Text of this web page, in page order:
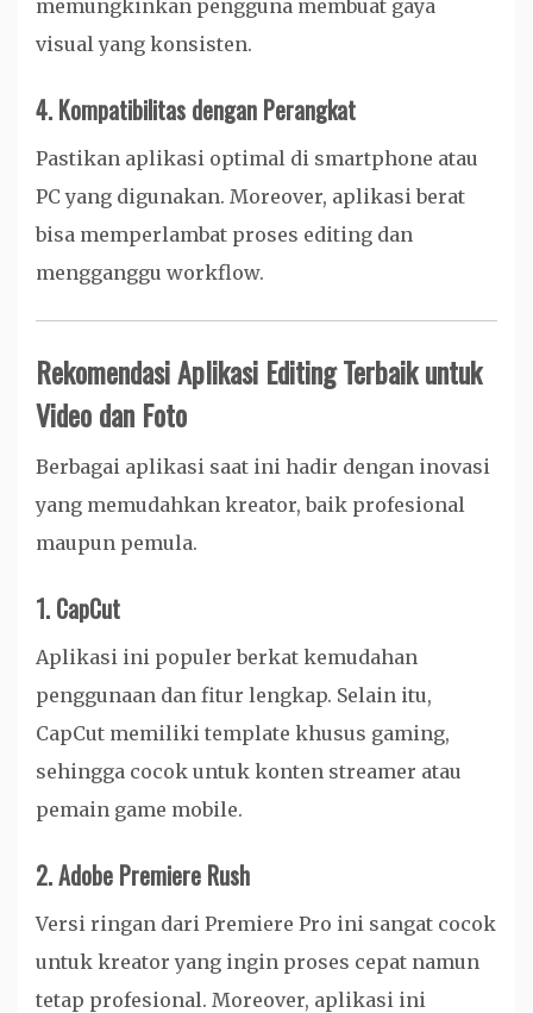
memungkinkan pengguna membuat gaya
visual yang konsisten.
4. Kompatibilitas dengan Perangkat
Pastikan aplikasi optimal di smartphone atau
PC yang digunakan. Moreover, aplikasi berat
bisa memperlambat proses editing dan
mengganggu workflow.
Rekomendasi Aplikasi Editing Terbaik untuk
Video dan Foto
Berbagai aplikasi saat ini hadir dengan inovasi
yang memudahkan kreator, baik profesional
maupun pemula.
1. CapCut
Aplikasi ini populer berkat kemudahan
penggunaan dan fitur lengkap. Selain itu,
CapCut memiliki template khusus gaming,
sehingga cocok untuk konten streamer atau
pemain game mobile.
2. Adobe Premiere Rush
Versi ringan dari Premiere Pro ini sangat cocok
untuk kreator yang ingin proses cepat namun
tetap profesional. Moreover, aplikasi ini